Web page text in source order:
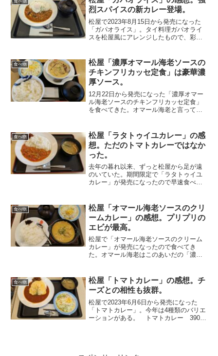
ちょっと違った見た目。赤...
食べ物
烈スパイスの新カレー登場。
松屋で2023年8月15日から発売になった
「ガパオライス」。タイ料理ガパオライ
スを松屋風にアレンジしたもので、彩鮮
とズッキーニ、鶏粗挽き肉などが入って
いる。そして半熟目...
食べ物
松屋「濃厚オマール海老ソースの
チキンフリカッセ定食」は豪華濃
厚ソース。
12月22日から発売になった「濃厚オマー
ル海老ソースのチキンフリカッセ定食」
を食べてきた。オマール海老と言って
ー。食べた感じは、ホワイトソースのク
リームシチューとビーフシ...
食べ物
松屋「ラタトゥイユカレー」の感
想。ただのトマトカレーではなか
った。
去年の暮れ以来、ずっと松屋から足が遠
のいていた。期間限定で「ラタトゥイユ
カレー」が発売になったので早速食べに
ジしたカレーで、パプリカ、ズッキーニ
等の野菜を使用し、ニンニ...
食べ物
松屋「オマール海老ソースのクリ
ームカレー」の感想。プリプリの
エビが最高。
松屋で「オマール海老ソースのクリーム
カレー」が発売になったので食べてき
た。オマール海老はこのあいだの「濃厚
登場となった。一口食べるとまろやか。
オマール海老の風味とクリー...
食べ物
松屋「トマトカレー」の感想。チ
ーズとの相性も抜群。
松屋で2023年6月6日から発売になった
「トマトカレー」。今年は4種類のバリエ
ーションがある。 トマトカレー 390